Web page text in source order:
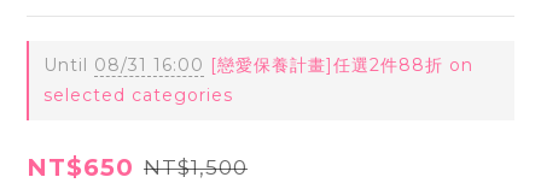
Until 08/31 16:00 [戀愛保養計畫]任選2件88折 on
selected categories
NT$650 NT$1,500